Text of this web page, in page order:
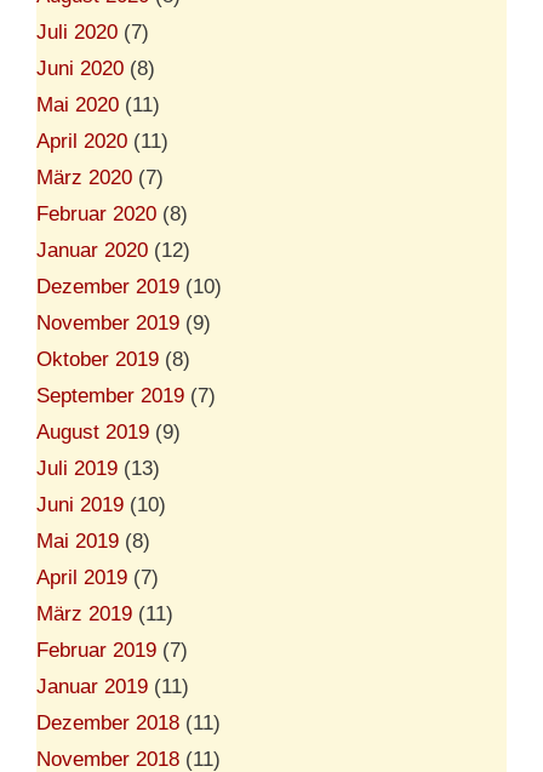
Juli 2020 (7)
Juni 2020 (8)
Mai 2020 (11)
April 2020 (11)
März 2020 (7)
Februar 2020 (8)
Januar 2020 (12)
Dezember 2019 (10)
November 2019 (9)
Oktober 2019 (8)
September 2019 (7)
August 2019 (9)
Juli 2019 (13)
Juni 2019 (10)
Mai 2019 (8)
April 2019 (7)
März 2019 (11)
Februar 2019 (7)
Januar 2019 (11)
Dezember 2018 (11)
November 2018 (11)